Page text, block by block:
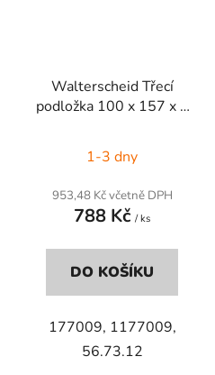
Walterscheid Třecí
podložka 100 x 157 x 3
1-3 dny
953,48 Kč včetně DPH
788 Kč / ks
DO KOŠÍKU
177009, 1177009,
56.73.12